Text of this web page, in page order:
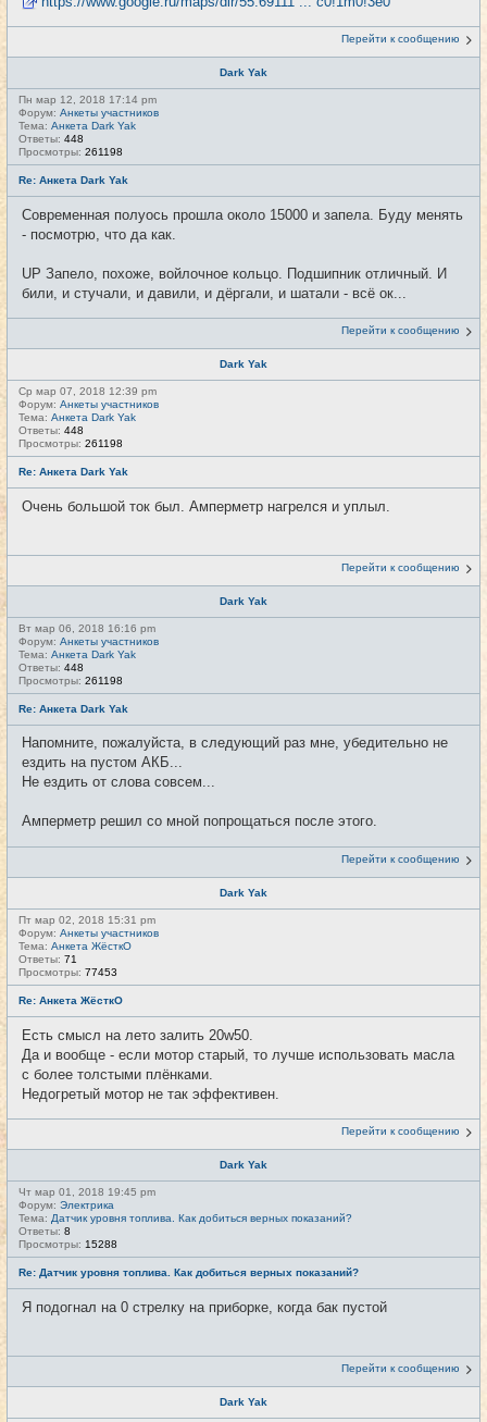
Перейти к сообщению
Dark Yak
Пн мар 12, 2018 17:14 pm
Форум: Анкеты участников
Тема: Анкета Dark Yak
Ответы: 448
Просмотры: 261198
Re: Анкета Dark Yak
Современная полуось прошла около 15000 и запела. Буду менять
- посмотрю, что да как.
UP Запело, похоже, войлочное кольцо. Подшипник отличный. И
били, и стучали, и давили, и дёргали, и шатали - всё ок...
Перейти к сообщению
Dark Yak
Ср мар 07, 2018 12:39 pm
Форум: Анкеты участников
Тема: Анкета Dark Yak
Ответы: 448
Просмотры: 261198
Re: Анкета Dark Yak
Очень большой ток был. Амперметр нагрелся и уплыл.
Перейти к сообщению
Dark Yak
Вт мар 06, 2018 16:16 pm
Форум: Анкеты участников
Тема: Анкета Dark Yak
Ответы: 448
Просмотры: 261198
Re: Анкета Dark Yak
Напомните, пожалуйста, в следующий раз мне, убедительно не
ездить на пустом АКБ...
Не ездить от слова совсем...
Амперметр решил со мной попрощаться после этого.
Перейти к сообщению
Dark Yak
Пт мар 02, 2018 15:31 pm
Форум: Анкеты участников
Тема: Анкета ЖёсткО
Ответы: 71
Просмотры: 77453
Re: Анкета ЖёсткО
Есть смысл на лето залить 20w50.
Да и вообще - если мотор старый, то лучше использовать масла
с более толстыми плёнками.
Недогретый мотор не так эффективен.
Перейти к сообщению
Dark Yak
Чт мар 01, 2018 19:45 pm
Форум: Электрика
Тема: Датчик уровня топлива. Как добиться верных показаний?
Ответы: 8
Просмотры: 15288
Re: Датчик уровня топлива. Как добиться верных показаний?
Я подогнал на 0 стрелку на приборке, когда бак пустой
Перейти к сообщению
Dark Yak